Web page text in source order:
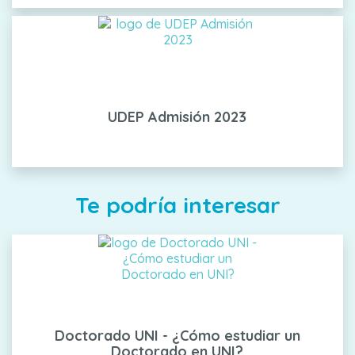
UDEP Admisión 2023
Te podría interesar
Doctorado UNI - ¿Cómo estudiar un